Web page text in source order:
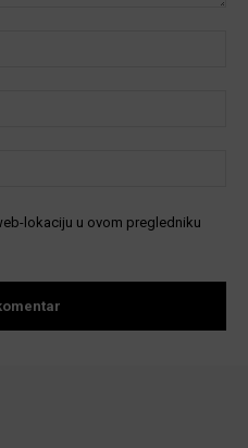
lokaciju u ovom pregledniku